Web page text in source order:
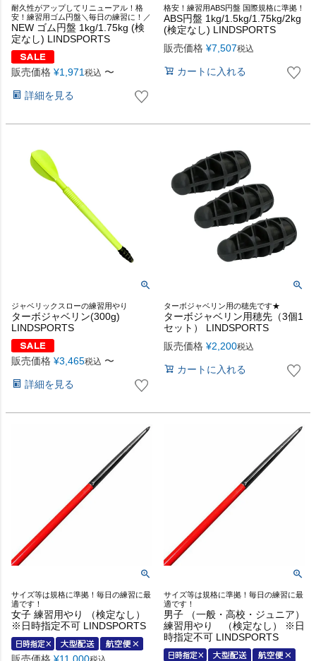
耐久性がアップしてリニューアル！格
安！練習用ゴム円盤＼毎日の練習に！／
NEW ゴム円盤 1kg/1.75kg (検
定なし) LINDSPORTS
販売価格 ¥1,971 税込 〜
詳細を見る
格安！練習用ABS円盤 国際規格に準拠！
ABS円盤 1kg/1.5kg/1.75kg/2kg
(検定なし) LINDSPORTS
販売価格 ¥7,507税込
カートに入れる
ジャベリックスローの練習用やり
ターボジャベリン(300g)
LINDSPORTS
販売価格 ¥3,465税込 〜
詳細を見る
ターボジャベリン用の穂先です★
ターボジャベリン用穂先（3個1
セット） LINDSPORTS
販売価格 ¥2,200税込
カートに入れる
サイズ等は規格に準拠！毎日の練習に最
適です！
女子 練習用やり （検定なし）
※日時指定不可 LINDSPORTS
サイズ等は規格に準拠！毎日の練習に最
適です！
男子 （一般・高校・ジュニア）
練習用やり （検定なし） ※日
時指定不可 LINDSPORTS